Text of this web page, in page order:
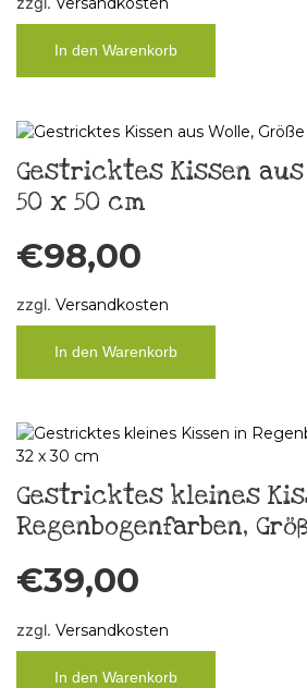
In den Warenkorb
Gestricktes Kissen aus
50 x 50 cm
€98,00
zzgl. Versandkosten
In den Warenkorb
Gestricktes kleines
Regenbogenfarben,
€39,00
zzgl. Versandkosten
In den Warenkorb